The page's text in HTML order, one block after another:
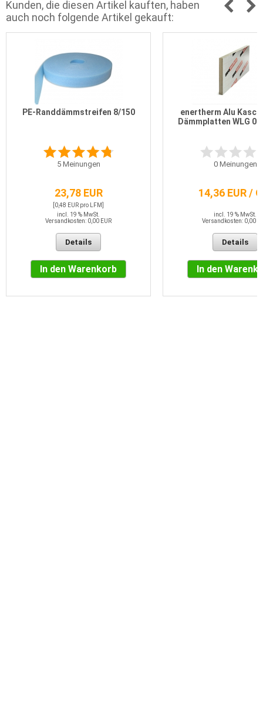
Kunden, die diesen Artikel kauften, haben
auch noch folgende Artikel gekauft:
PE-Randdämmstreifen 8/150
5Meinungen
23,78 EUR
[0,48 EUR pro LFM]
incl. 19 % MwSt.
Versandkosten: 0,00 EUR
Details
In den Warenkorb
enertherm Alu
Dämmplatten WLG
0Meinungen
14,36 EUR /
incl. 19 % MwSt.
Versandkosten: 0,00
Details
In den